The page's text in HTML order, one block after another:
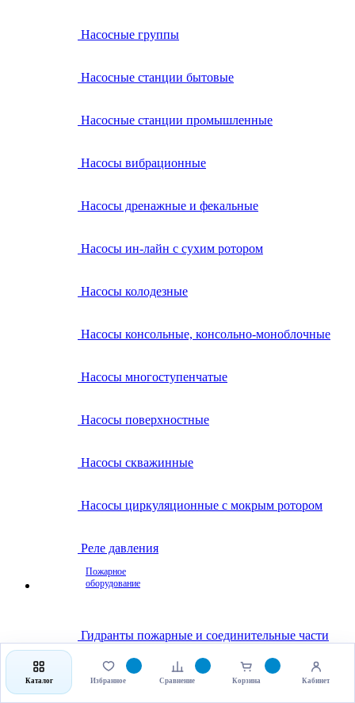
Насосные группы
Насосные станции бытовые
Насосные станции промышленные
Насосы вибрационные
Насосы дренажные и фекальные
Насосы ин-лайн с сухим ротором
Насосы колодезные
Насосы консольные, консольно-моноблочные
Насосы многоступенчатые
Насосы поверхностные
Насосы скважинные
Насосы циркуляционные с мокрым ротором
Реле давления
Пожарное
оборудование
Гидранты пожарные и соединительные части
Клапаны пожарные
Каталог Избранное Сравнение Корзина Кабинет